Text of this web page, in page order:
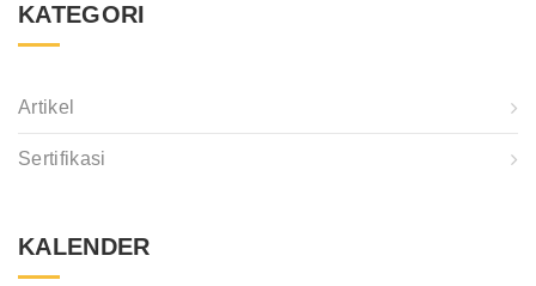
KATEGORI
Artikel
Sertifikasi
KALENDER